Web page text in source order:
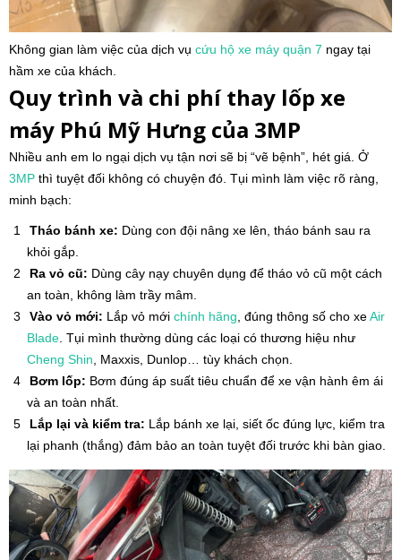
Không gian làm việc của dịch vụ cứu hộ xe máy quận 7 ngay tại
hầm xe của khách.
Quy trình và chi phí thay lốp xe
máy Phú Mỹ Hưng của 3MP
Nhiều anh em lo ngại dịch vụ tận nơi sẽ bị “vẽ bệnh”, hét giá. Ở
3MP thì tuyệt đối không có chuyện đó. Tụi mình làm việc rõ ràng,
minh bạch:
Tháo bánh xe: Dùng con đội nâng xe lên, tháo bánh sau ra
khỏi gắp.
Ra vỏ cũ: Dùng cây nạy chuyên dụng để tháo vỏ cũ một cách
an toàn, không làm trầy mâm.
Vào vỏ mới: Lắp vỏ mới chính hãng, đúng thông số cho xeAir
Blade. Tụi mình thường dùng các loại có thương hiệu như
Cheng Shin, Maxxis, Dunlop… tùy khách chọn.
Bơm lốp: Bơm đúng áp suất tiêu chuẩn để xe vận hành êm ái
và an toàn nhất.
Lắp lại và kiểm tra: Lắp bánh xe lại, siết ốc đúng lực, kiểm tra
lại phanh (thắng) đảm bảo an toàn tuyệt đối trước khi bàn giao.